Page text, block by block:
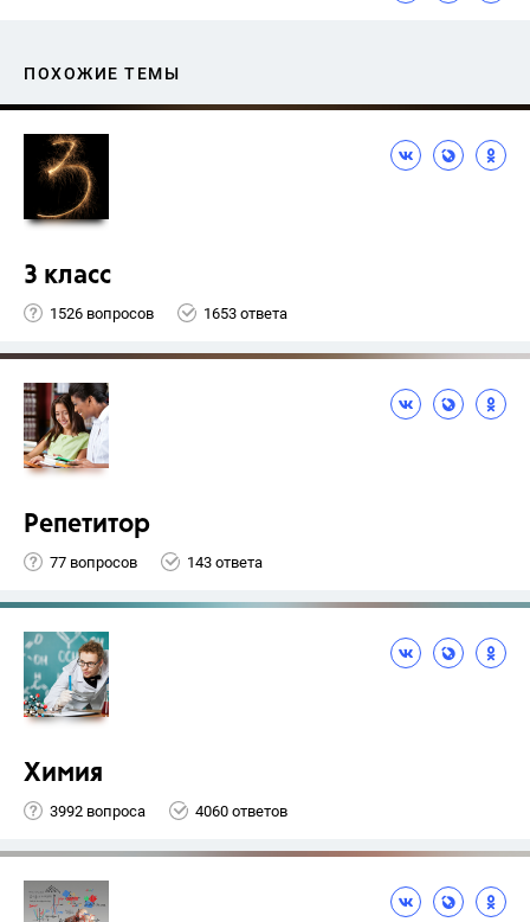
ПОХОЖИЕ ТЕМЫ
3 класс
1526 вопросов 1653 ответа
Репетитор
77 вопросов 143 ответа
Химия
3992 вопроса 4060 ответов